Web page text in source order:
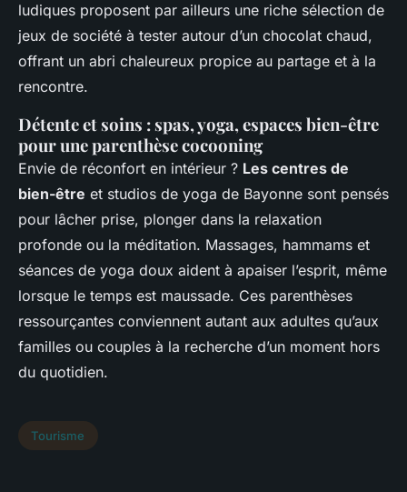
ludiques proposent par ailleurs une riche sélection de
jeux de société à tester autour d’un chocolat chaud,
offrant un abri chaleureux propice au partage et à la
rencontre.
Détente et soins : spas, yoga, espaces bien-être
pour une parenthèse cocooning
Envie de réconfort en intérieur ? Les centres de
bien-être et studios de yoga de Bayonne sont pensés
pour lâcher prise, plonger dans la relaxation
profonde ou la méditation. Massages, hammams et
séances de yoga doux aident à apaiser l’esprit, même
lorsque le temps est maussade. Ces parenthèses
ressourçantes conviennent autant aux adultes qu’aux
familles ou couples à la recherche d’un moment hors
du quotidien.
Tourisme